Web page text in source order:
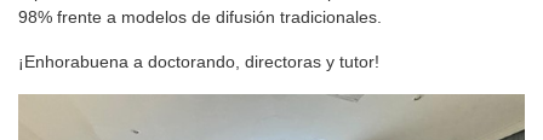
98% frente a modelos de difusión tradicionales.
¡Enhorabuena a doctorando, directoras y tutor!